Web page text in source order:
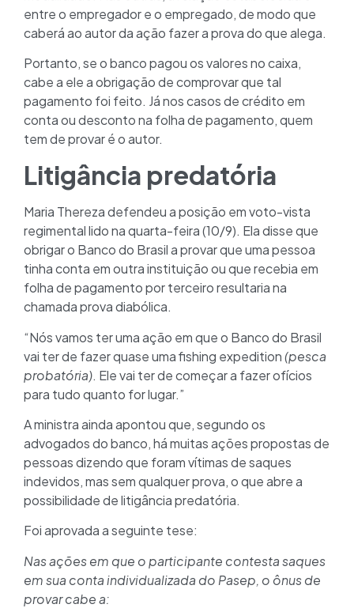
entre o empregador e o empregado, de modo que
caberá ao autor da ação fazer a prova do que alega.
Portanto, se o banco pagou os valores no caixa,
cabe a ele a obrigação de comprovar que tal
pagamento foi feito. Já nos casos de crédito em
conta ou desconto na folha de pagamento, quem
tem de provar é o autor.
Litigância predatória
Maria Thereza defendeu a posição em voto-vista
regimental lido na quarta-feira (10/9). Ela disse que
obrigar o Banco do Brasil a provar que uma pessoa
tinha conta em outra instituição ou que recebia em
folha de pagamento por terceiro resultaria na
chamada prova diabólica.
“Nós vamos ter uma ação em que o Banco do Brasil
vai ter de fazer quase uma fishing expedition(pesca
probatória). Ele vai ter de começar a fazer ofícios
para tudo quanto for lugar.”
A ministra ainda apontou que, segundo os
advogados do banco, há muitas ações propostas de
pessoas dizendo que foram vítimas de saques
indevidos, mas sem qualquer prova, o que abre a
possibilidade de litigância predatória.
Foi aprovada a seguinte tese:
Nas ações em que o participante contesta saques
em sua conta individualizada do Pasep, o ônus de
provar cabe a: